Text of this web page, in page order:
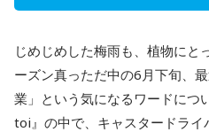
じめじめした梅雨も、植物にと
ーズン真っただ中の6月下旬、
業」という気になるワードにつ
toi』の中で、キャスタードラ